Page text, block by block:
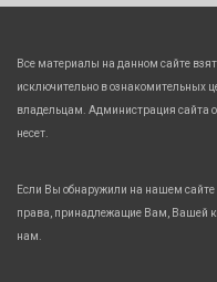
Все материалы на данном сайте
исключительно в ознакомительных
владельцам. Администрация сайта
несет.
Если Вы обнаружили на нашем
права, принадлежащие Вам, Вашей
нам.